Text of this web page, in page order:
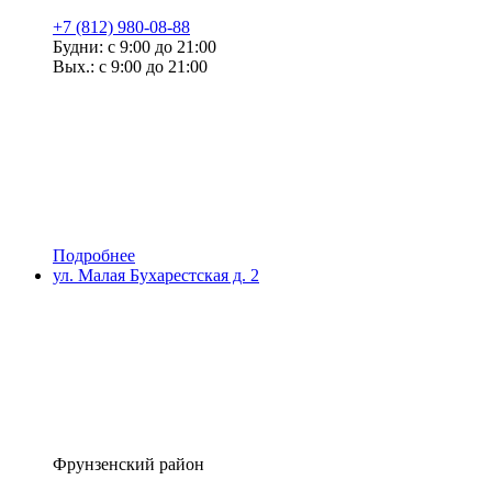
+7 (812) 980-08-88
Будни: с 9:00 до 21:00
Вых.: с 9:00 до 21:00
Подробнее
ул. Малая Бухарестская д. 2
Фрунзенский район